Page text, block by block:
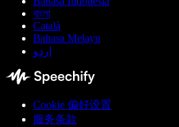
বাংলা
Català
Bahasa Melayu
اردو
Cookie 偏好设置
服务条款